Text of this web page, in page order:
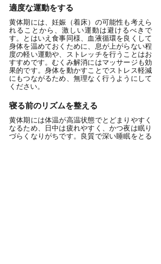
適度な運動をする
黄体期には、妊娠（着床）の可能性も考えら
れることから、激しい運動は避けるべきで
す。とはいえ食事同様、血液循環を良くして
身体を温めておくために、息が上がらない程
度の軽い運動や、ストレッチを行うことはお
すすめです。むくみ解消にはマッサージも効
果的です。身体を動かすことでストレス軽減
にもつながるため、無理なく行うようにして
ください。
寝る前のリズムを整える
黄体期には体温が高温状態でとどまりやすく
なるため、日中は疲れやすく、かつ夜は眠り
づらくなりがちです。良質で深い睡眠をとる